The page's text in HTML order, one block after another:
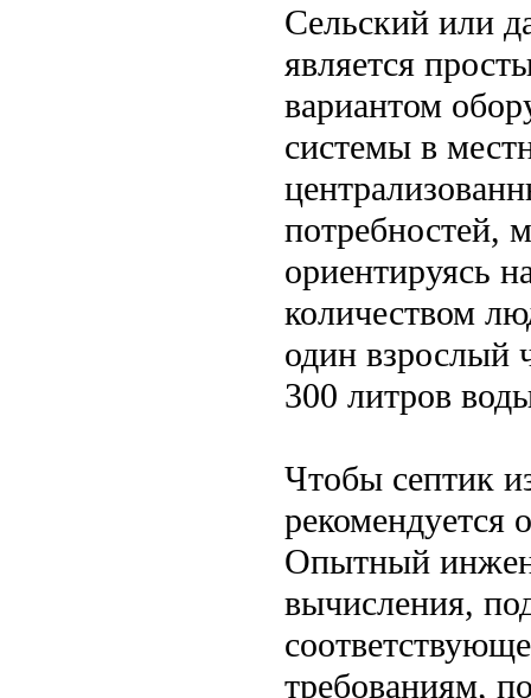
Сельский или
является
вариантом
системы в
потребностей,
ориентируясь
количеством
один взрослый
300 литров
Чтобы септик
рекомендуется
Опытный
вычисления,
требованиям,